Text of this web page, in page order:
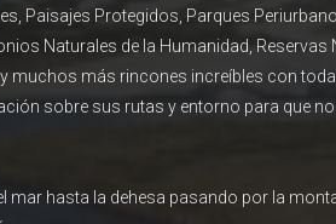
Paisajes Protegidos, Parques
Naturales de la Humanidad, Reservas
y muchos más rincones increíbles con
sobre sus rutas y entorno para que no
mar hasta la dehesa pasando por la